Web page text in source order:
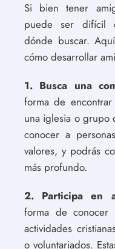
Si bien tener
puede ser difícil
dónde buscar.
cómo desarrollar
1. Busca una
forma de
una iglesia o grupo
conocer a
valores, y podrás
más profundo.
2. Participa en
forma de conocer
actividades
o voluntariados.